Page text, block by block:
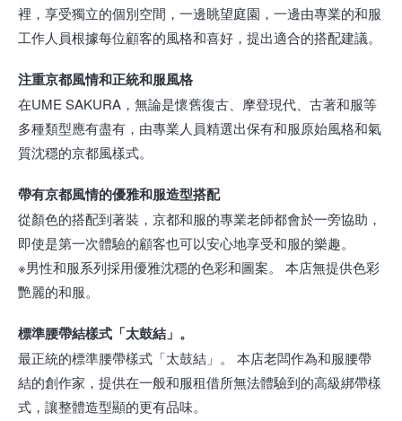
裡，享受獨立的個別空間，一邊眺望庭園，一邊由專業的和服
工作人員根據每位顧客的風格和喜好，提出適合的搭配建議。
注重京都風情和正統和服風格
在UME SAKURA，無論是懷舊復古、摩登現代、古著和服等
多種類型應有盡有，由專業人員精選出保有和服原始風格和氣
質沈穩的京都風樣式。
帶有京都風情的優雅和服造型搭配
從顏色的搭配到著裝，京都和服的專業老師都會於一旁協助，
即使是第一次體驗的顧客也可以安心地享受和服的樂趣。
※男性和服系列採用優雅沈穩的色彩和圖案。 本店無提供色彩
艷麗的和服。
標準腰帶結樣式「太鼓結」。
最正統的標準腰帶樣式「太鼓結」。 本店老闆作為和服腰帶
結的創作家，提供在一般和服租借所無法體驗到的高級綁帶樣
式，讓整體造型顯的更有品味。